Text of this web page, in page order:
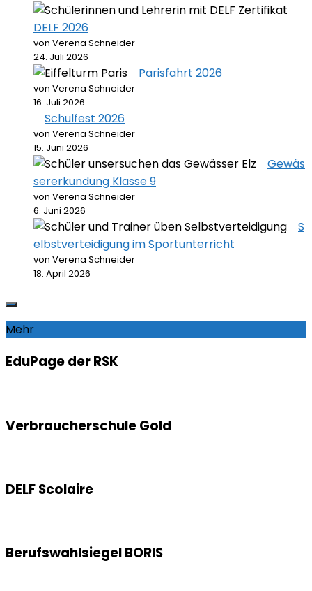
DELF 2026
von Verena Schneider
24. Juli 2026
Parisfahrt 2026
von Verena Schneider
16. Juli 2026
Schulfest 2026
von Verena Schneider
15. Juni 2026
Gewäs
sererkundung Klasse 9
von Verena Schneider
6. Juni 2026
S
elbstverteidigung im Sportunterricht
von Verena Schneider
18. April 2026
Mehr
EduPage der RSK
Verbraucherschule Gold
DELF Scolaire
Berufswahlsiegel BORIS